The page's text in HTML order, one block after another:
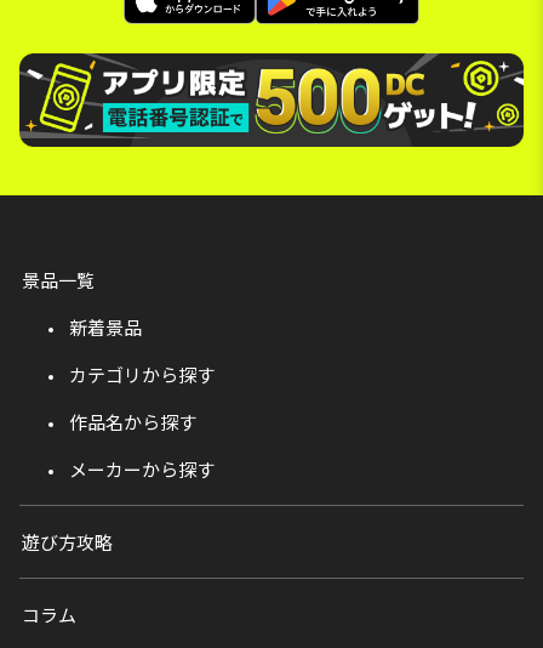
景品一覧
新着景品
カテゴリから探す
作品名から探す
メーカーから探す
遊び方攻略
コラム